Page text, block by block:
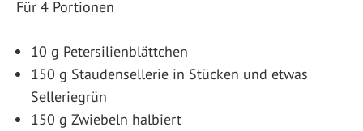
Für 4 Portionen
10 g Petersilienblättchen
150 g Staudensellerie in Stücken und etwas
Selleriegrün
150 g Zwiebeln halbiert